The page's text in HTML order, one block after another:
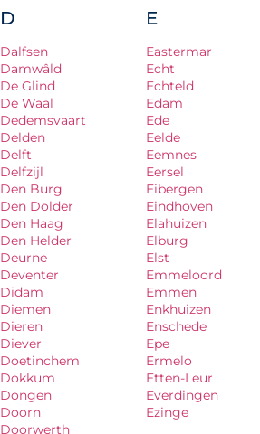
D
Dalfsen
Damwâld
De Glind
De Waal
Dedemsvaart
Delden
Delft
Delfzijl
Den Burg
Den Dolder
Den Haag
Den Helder
Deurne
Deventer
Didam
Diemen
Dieren
Diever
Doetinchem
Dokkum
Dongen
Doorn
Doorwerth
E
Eastermar
Echt
Echteld
Edam
Ede
Eelde
Eemnes
Eersel
Eibergen
Eindhoven
Elahuizen
Elburg
Elst
Emmeloord
Emmen
Enkhuizen
Enschede
Epe
Ermelo
Etten-Leur
Everdingen
Ezinge